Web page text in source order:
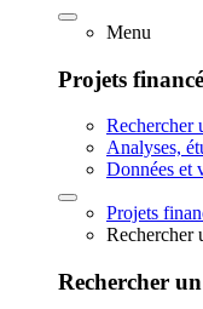
Menu
Projets
Rechercher
Analyses,
Données et
Projets
Rechercher
Rechercher